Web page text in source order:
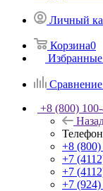
Личный
Корзина0
Сравнение
+8 (800)
+8
+7
+7
+7